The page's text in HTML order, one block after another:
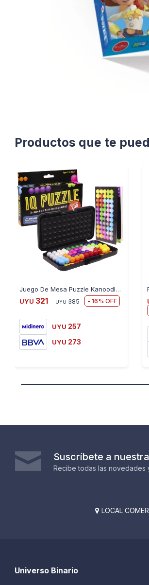
Productos que te
Juego De Mesa Puzzle Kanoodle 2d Y 3d
UYU 321 UYU 385 16
UYU 257
UYU 273
Suscríbete a
Recibe todas las novedades
 LOCAL
Universo Binario